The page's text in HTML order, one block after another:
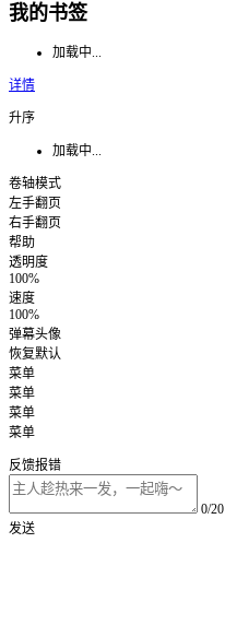
我的书签
加载中...
详情
升序
加载中...
卷轴模式
左手翻页
右手翻页
帮助
透明度
100%
速度
100%
弹幕头像
恢复默认
菜单
菜单
菜单
菜单
反馈报错
0/20
发送